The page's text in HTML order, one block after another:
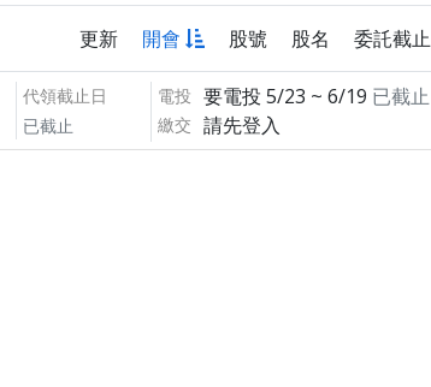
更新 開會 股號 股名 委託截止
代領截止日
已截止
電投 要電投 5/23 ~ 6/19 已截止
繳交 請先登入